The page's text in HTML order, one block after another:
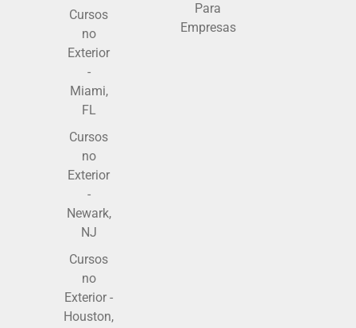
Cursos
no
Exterior
-
Miami,
FL
Cursos
no
Exterior
-
Newark,
NJ
Cursos
no
Exterior -
Houston,
Para
Empresas